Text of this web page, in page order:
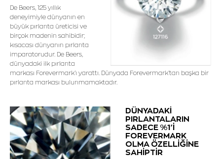
De Beers, 125 yıllık
deneyimiyle dünyanın en
büyük pırlanta üreticisi ve
birçok madenin sahibidir;
kısacası dünyanın pırlanta
imparatorudur. De Beers,
dünyadaki ilk pırlanta
markası Forevermark'ı yarattı. Dünyada Forevermark'tan başka bir
pırlanta markası bulunmamaktadır.
DÜNYADAKİ
PIRLANTALARIN
SADECE %1'İ
FOREVERMARK
OLMA ÖZELLİĞİNE
SAHİPTİR